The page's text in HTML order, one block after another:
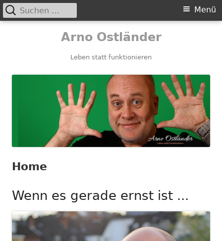
Arno Ostländer
Leben statt funktionieren
Primäres
Menü
Suchen
nach:
Home
Wenn es gerade ernst ist ...